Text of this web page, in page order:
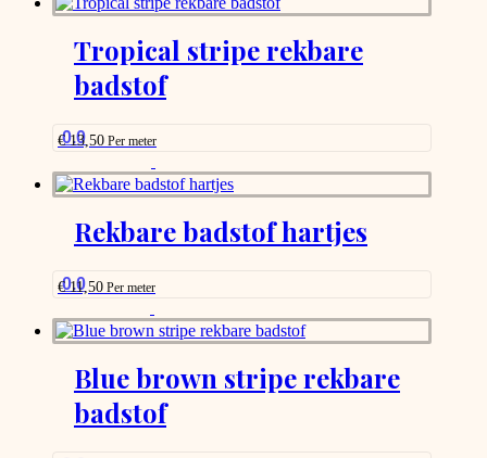
Tropical stripe rekbare
badstof
0.0
€13,50 Per meter
product
has
options
that
on
the
page
Rekbare badstof hartjes
0.0
€11,50 Per meter
product
has
options
that
Blue brown stripe rekbare
badstof